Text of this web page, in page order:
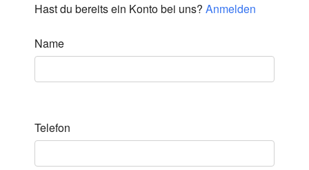
Hast du bereits ein Konto bei uns? Anmelden
Name
Telefon